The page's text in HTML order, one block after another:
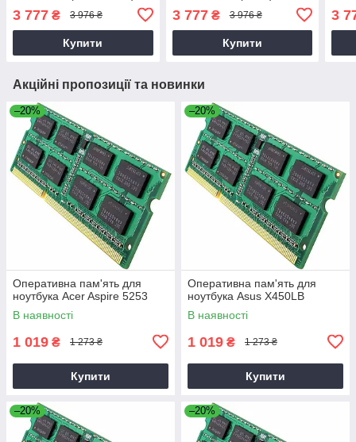
3 777 ₴ 3 976 ₴
Купити
3 777₴ 3 976 ₴
Купити
3
Акційні пропозиції та новинки
–20%
Оперативна пам'ять для
ноутбука Acer Aspire 5253
В наявності
1 019 ₴ 1 273 ₴
Купити
–20%
Оперативна пам'ять для
ноутбука Asus X450LB
В наявності
1 019 ₴ 1 273 ₴
Купити
–20% –20%